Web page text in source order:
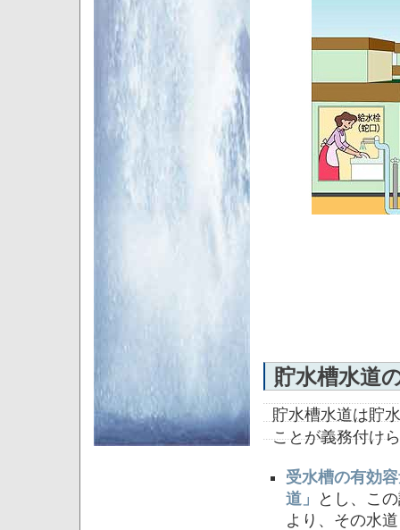
貯水槽水道
貯水槽水道は貯
ことが義務付け
受水槽の有効
道」
とし、こ
より、その水